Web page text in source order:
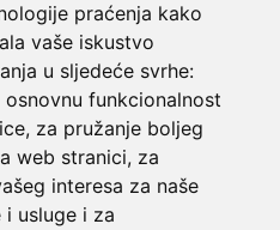
praćenja kako
vaše iskustvo
u sljedeće svrhe:
funkcionalnost
, za pružanje boljeg
web stranici, za
interesa za naše
usluge i za